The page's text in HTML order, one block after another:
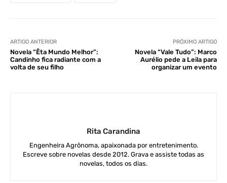
ARTIGO ANTERIOR
Novela “Êta Mundo Melhor”:
Candinho fica radiante com a
volta de seu filho
PRÓXIMO ARTIGO
Novela “Vale Tudo”: Marco
Aurélio pede a Leila para
organizar um evento
Rita Carandina
Engenheira Agrônoma, apaixonada por entretenimento.
Escreve sobre novelas desde 2012. Grava e assiste todas as
novelas, todos os dias.